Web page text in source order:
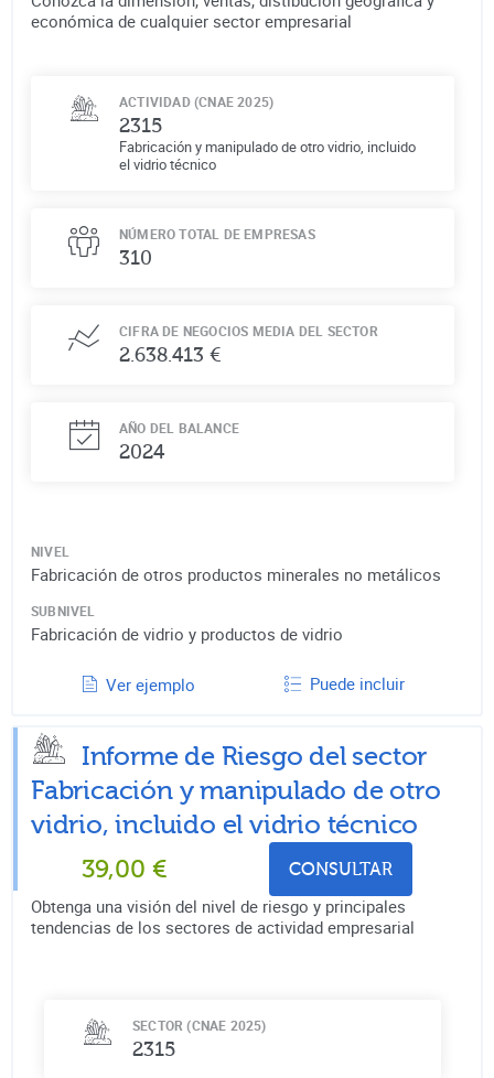
económica de cualquier sector empresarial
ACTIVIDAD (CNAE 2025)
2315
Fabricación y manipulado de otro vidrio, incluido
el vidrio técnico
NÚMERO TOTAL DE EMPRESAS
310
CIFRA DE NEGOCIOS MEDIA DEL SECTOR
2.638.413 €
AÑO DEL BALANCE
2024
NIVEL
Fabricación de otros productos minerales no metálicos
SUBNIVEL
Fabricación de vidrio y productos de vidrio
Ver ejemplo Puede incluir
Informe de Riesgo del sector
Fabricación y manipulado de otro
vidrio, incluido el vidrio técnico
39,00 € CONSULTAR
Obtenga una visión del nivel de riesgo y principales
tendencias de los sectores de actividad empresarial
SECTOR (CNAE 2025)
2315